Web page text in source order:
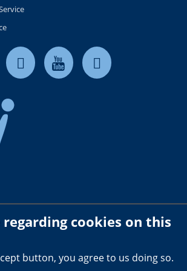
milkrite | InterPuls. All rights reserved.
Terms of use
regarding cookies on this
button, you agree to us doing so.